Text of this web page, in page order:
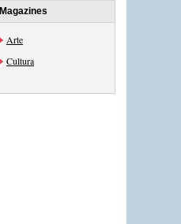
Magazines
Arte
Cultura